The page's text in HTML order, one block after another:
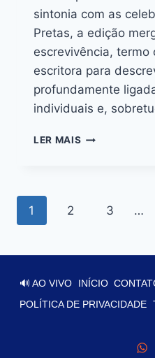
sintonia com as
Pretas, a edição
escrevivência, termo
escritora para
profundamente
individuais e,
LER MAIS
1 2 3 …
🔊 AO VIVO INÍCIO
POLÍTICA DE PRIVACIDADE